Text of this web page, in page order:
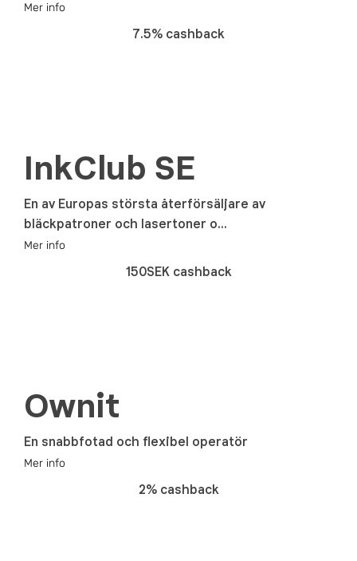
Mer info
7.5% cashback
InkClub SE
En av Europas största återförsäljare av
bläckpatroner och lasertoner o...
Mer info
150SEK cashback
Ownit
En snabbfotad och flexibel operatör
Mer info
2% cashback